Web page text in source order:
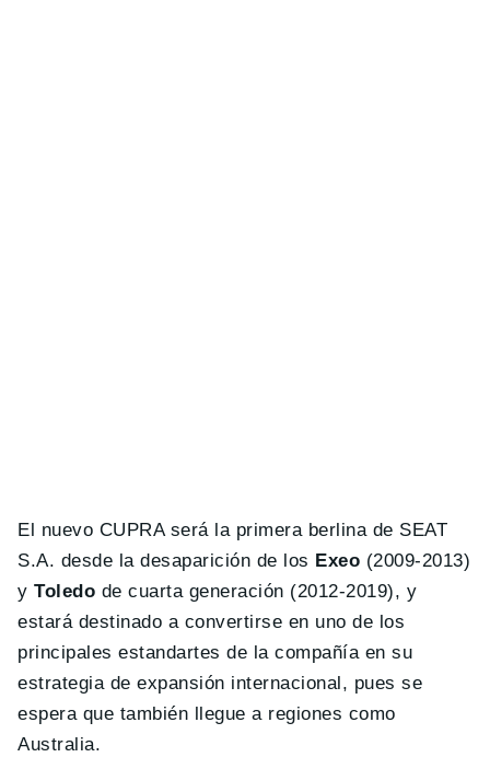
El nuevo CUPRA será la primera berlina de SEAT
S.A. desde la desaparición de los Exeo (2009-2013)
yToledo de cuarta generación (2012-2019), y
estará destinado a convertirse en uno de los
principales estandartes de la compañía en su
estrategia de expansión internacional, pues se
espera que también llegue a regiones como
Australia.